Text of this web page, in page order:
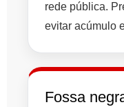
rede pública.
evitar acúmulo
Fossa